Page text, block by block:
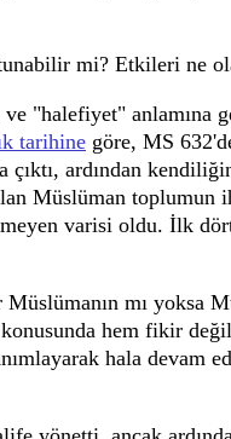
mi? Etkileri ne
"halefiyet" anlamına
tarihine göre, MS
ardından
Müslüman toplumun
varisi oldu. İlk
mı yoksa
konusunda hem fikir
hala devam